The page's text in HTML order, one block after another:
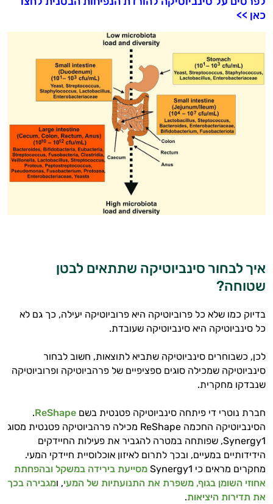
כאן >>
איך לבחור סינביוטיקה שתתאים לבטן
שטוחה?
בדיוק כמו שלא כל פרוביוטיקה היא פרוביוטיקה יעילה, כך גם לא
כל סינביוטיקה היא סינביוטיקה שעובדת.
לכן, כשבוחרים סינביוטיקה שתביא לתוצאות, חשוב לבחור
סינביוטיקה שמכילה סוגים ספציפיים של פרהביוטיקה ופרוביוטיקה
שנבדקו מחקרית.
חברת נוטרי די פיתחה סינביוטיקה פטנטית בשם ReShape
.
הסינביוטיקה החכמה ReShape מכילה פרהביוטיקה פטנטית מסוג
Synergy1, שפותחה במטרה להגביר את פעילות החיידקים
הידידותיים במעיים, ובכך לתרום לאיזון אוכלוסיית חיידקי המעי.
מחקרים מראים כי Synergy1
מסייעת בירידה במשקל ובהפחתת
אחוזי השומן בגוף, משפרת את התנועתיות של המעי, ומגבירה בכך
את תדירות היציאות.
התשובות שלי מבוססות על מאגרי מידע קליניים
וספרות מקצועית בתחומי הרפואה הטבעית
ותזונת הספורט.
אני כאן כדי לעזור לך להתאים את תוספי
התזונה ומוצרי הבריאות המדויקים למטרות
ולמצב הגופני שלך, ולהסביר לך אילו רכיבים
עובדים יחד כדי למקסם תוצאות גם בחיי היום
יום וגם בתחום הכושר והספורט.
המטרה שלי היא להתאים עבורך המלצות
אישיות מבוססות מדעית.